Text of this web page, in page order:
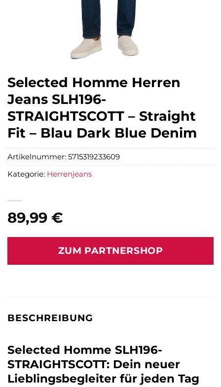
Selected Homme Herren
Jeans SLH196-
STRAIGHTSCOTT – Straight
Fit – Blau Dark Blue Denim
89,99 €
ZUM PARTNERSHOP
Artikelnummer: 5715319233609
Kategorie: Herrenjeans
BESCHREIBUNG
Selected Homme SLH196-
STRAIGHTSCOTT: Dein neuer
Lieblingsbegleiter für jeden Tag